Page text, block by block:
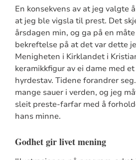
En konsekvens av at jeg valgte
at jeg ble vigsla til prest. Det
årsdagen min, og ga på en
bekreftelse på at det var dette
Menigheten i Kirklandet i
keramikkfigur av ei dame med
hyrdestav. Tidene forandrer
mange sauer i verden, og jeg
sleit preste-farfar med å
hans minne.
Godhet gir livet mening